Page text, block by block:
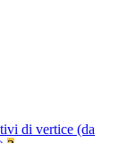
di vertice (da